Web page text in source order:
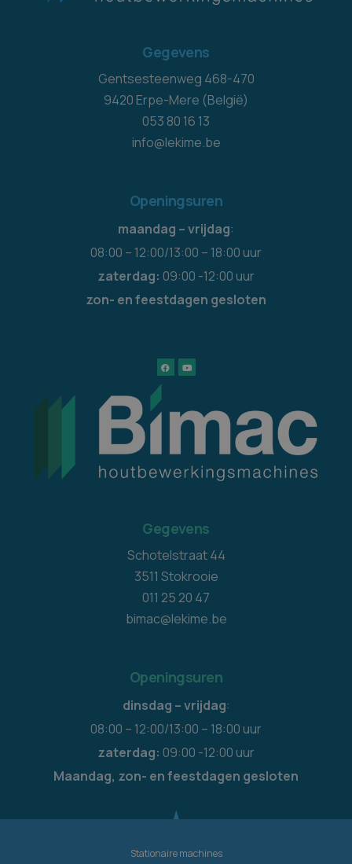
Gegevens
Gentsesteenweg 468-470
9420 Erpe-Mere (België)
053 80 16 13
info@lekime.be
Openingsuren
maandag – vrijdag:
08:00 – 12:00/13:00 – 18:00 uur
zaterdag: 09:00 -12:00 uur
zon- en feestdagen gesloten
Gegevens
Schotelstraat 44
3511 Stokrooie
011 25 20 47
bimac@lekime.be
Openingsuren
dinsdag – vrijdag:
08:00 – 12:00/13:00 – 18:00 uur
zaterdag: 09:00 -12:00 uur
Maandag, zon- en feestdagen gesloten
Stationaire machines